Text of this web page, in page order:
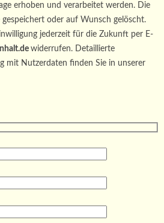
erhoben und verarbeitet werden. Die
oder auf Wunsch gelöscht.
jederzeit für die Zukunft per E-
widerrufen. Detaillierte
mit Nutzerdaten finden Sie in unserer